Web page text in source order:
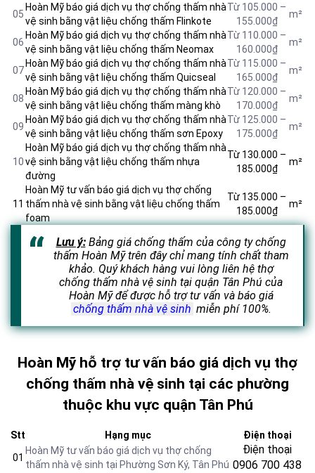
05
Hoàn Mỹ báo giá dịch vụ thợ chống thấm nhà
vệ sinh bằng vật liệu chống thấm Flinkote
Từ 105.000 –
155.000₫
m²
06
Hoàn Mỹ báo giá dịch vụ thợ chống thấm nhà
vệ sinh bằng vật liệu chống thấm Neomax
Từ 110.000 –
160.000₫
m²
07
Hoàn Mỹ báo giá dịch vụ thợ chống thấm nhà
vệ sinh bằng vật liệu chống thấm Quicseal
Từ 115.000 –
165.000₫
m²
08
Hoàn Mỹ báo giá dịch vụ thợ chống thấm nhà
vệ sinh bằng vật liệu chống thấm màng khò
Từ 120.000 –
170.000₫
m²
09
Hoàn Mỹ báo giá dịch vụ thợ chống thấm nhà
vệ sinh bằng vật liệu chống thấm sơn Epoxy
Từ 125.000 –
175.000₫
m²
10
Hoàn Mỹ báo giá dịch vụ thợ chống thấm nhà
vệ sinh bằng vật liệu chống thấm nhựa
đường
Từ 130.000 –
185.000₫
m²
11
Hoàn Mỹ tư vấn báo giá dịch vụ thợ chống
thấm nhà vệ sinh bằng vật liệu chống thấm
foam
Từ 135.000 –
185.000₫
m²
Lưu ý:Bảng giá chống thấm của công ty chống
thấm Hoàn Mỹ trên đây chỉ mang tính chất tham
khảo. Quý khách hàng vui lòng liên hệ thợ
chống thấm nhà vệ sinh tại quận Tân Phú của
Hoàn Mỹ để được hỗ trợ tư vấn và báo giá
chống thấm nhà vệ sinh miễn phí 100%.
Hoàn Mỹ hỗ trợ tư vấn báo giá dịch vụ thợ
chống thấm nhà vệ sinh tại các phường
thuộc khu vực quận Tân Phú
Stt Hạng mục
Điện thoại
01
Hoàn Mỹ tư vấn báo giá dịch vụ thợ chống
thấm nhà vệ sinh tại Phường Sơn Ký, Tân Phú
Điện thoại
0906 700 438